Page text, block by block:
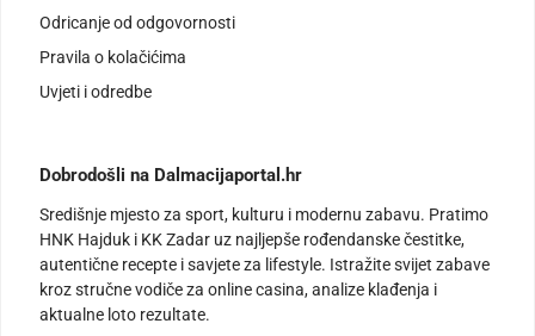
Odricanje od odgovornosti
Pravila o kolačićima
Uvjeti i odredbe
Dobrodošli na Dalmacijaportal.hr
Središnje mjesto za sport, kulturu i modernu zabavu. Pratimo
HNK Hajduk i KK Zadar uz najljepše rođendanske čestitke,
autentične recepte i savjete za lifestyle. Istražite svijet zabave
kroz stručne vodiče za online casina, analize klađenja i
aktualne loto rezultate.